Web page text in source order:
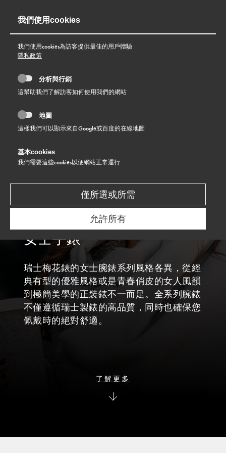
女士手錶
瑞士梅花錶的女士腕錶系列風格各異，從經
典有型的優雅風格或是青春俏皮的女人風韻
到極簡美學的正裝錶不一而足。全系列腕錶
不僅遵循瑞士製錶的高品質，同時也確保您
佩戴時的絕對舒適。
了解更多
我們使用cookies
我們使用cookies為訪客提供最佳的用戶體驗
隱私政策
分析與行銷
這幫助我們了解訪客如何使用我們的網站
地圖
這樣我們可以顯示來自Google或百度的在線地圖
基本cookies
我們需要這些cookies以便網站正常運行
僅所選或所需
允許所有